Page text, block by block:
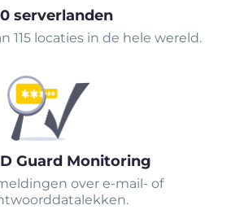
serverlanden
115 locaties in de hele wereld.
Guard Monitoring
over e-mail- of